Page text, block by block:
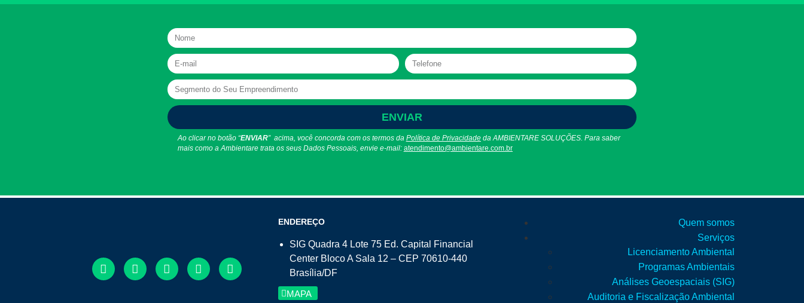
ENVIAR
Ao clicar no botão “ENVIAR” acima, você concorda com os termos da Política de Privacidadeda AMBIENTARE SOLUÇÕES. Para saber
mais como a Ambientare trata os seus Dados Pessoais, envie e-mail: atendimento@ambientare.com.br
ENDEREÇO
SIG Quadra 4 Lote 75 Ed. Capital Financial
Center Bloco A Sala 12 – CEP 70610-440
Brasília/DF
MAPA
Quem somos
Serviços
Licenciamento Ambiental
Programas Ambientais
Análises Geoespaciais (SIG)
Auditoria e Fiscalização Ambiental